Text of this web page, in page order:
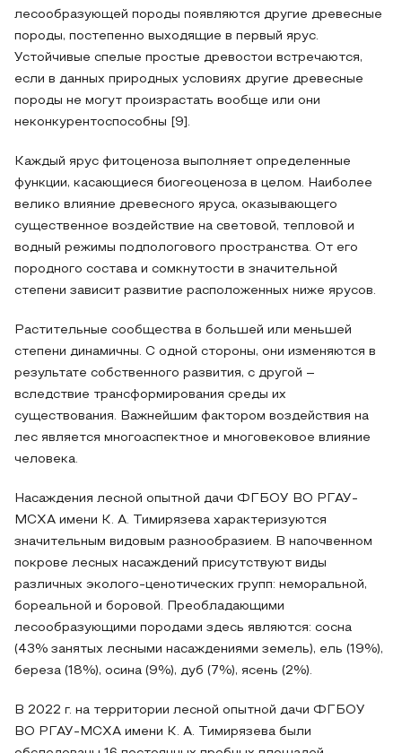
лесообразующей породы появляются другие древесные
породы, постепенно выходящие в первый ярус.
Устойчивые спелые простые древостои встречаются,
если в данных природных условиях другие древесные
породы не могут произрастать вообще или они
неконкурентоспособны [9].
Каждый ярус фитоценоза выполняет определенные
функции, касающиеся биогеоценоза в целом. Наиболее
велико влияние древесного яруса, оказывающего
существенное воздействие на световой, тепловой и
водный режимы подпологового пространства. От его
породного состава и сомкнутости в значительной
степени зависит развитие расположенных ниже ярусов.
Растительные сообщества в большей или меньшей
степени динамичны. С одной стороны, они изменяются в
результате собственного развития, с другой –
вследствие трансформирования среды их
существования. Важнейшим фактором воздействия на
лес является многоаспектное и многовековое влияние
человека.
Насаждения лесной опытной дачи ФГБОУ ВО РГАУ-
МСХА имени К. А. Тимирязева характеризуются
значительным видовым разнообразием. В напочвенном
покрове лесных насаждений присутствуют виды
различных эколого-ценотических групп: неморальной,
бореальной и боровой. Преобладающими
лесообразующими породами здесь являются: сосна
(43% занятых лесными насаждениями земель), ель (19%),
береза (18%), осина (9%), дуб (7%), ясень (2%).
В 2022 г. на территории лесной опытной дачи ФГБОУ
ВО РГАУ-МСХА имени К. А. Тимирязева были